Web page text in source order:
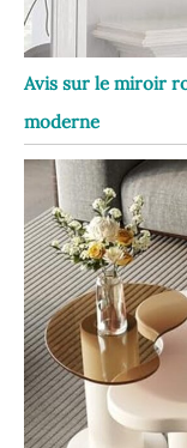
Avis sur le miroir
moderne